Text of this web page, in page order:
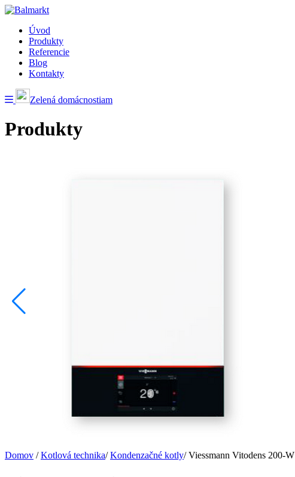
Úvod
Produkty
Referencie
Blog
Kontakty
Zelená domácnostiam
Produkty
Domov / Kotlová technika/ Kondenzačné kotly/ Viessmann Vitodens 200-W